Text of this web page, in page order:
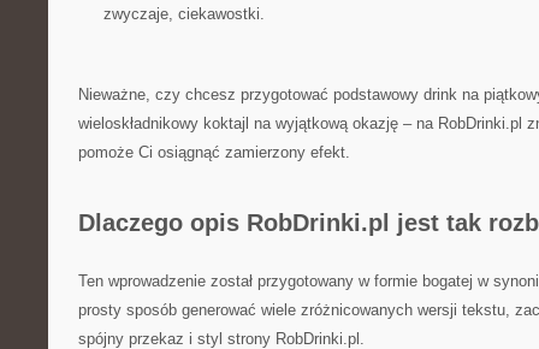
zwyczaje, ciekawostki.
Nieważne, czy chcesz przygotować podstawowy drink na
wieloskładnikowy koktajl na wyjątkową okazję – na RobDrinki.pl
pomoże Ci osiągnąć zamierzony efekt.
Dlaczego opis RobDrinki.pl jest tak
Ten wprowadzenie został przygotowany w formie bogatej w
prosty sposób generować wiele zróżnicowanych wersji tekstu,
spójny przekaz i styl strony RobDrinki.pl.